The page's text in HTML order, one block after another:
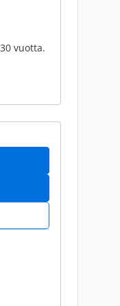
vuotta.